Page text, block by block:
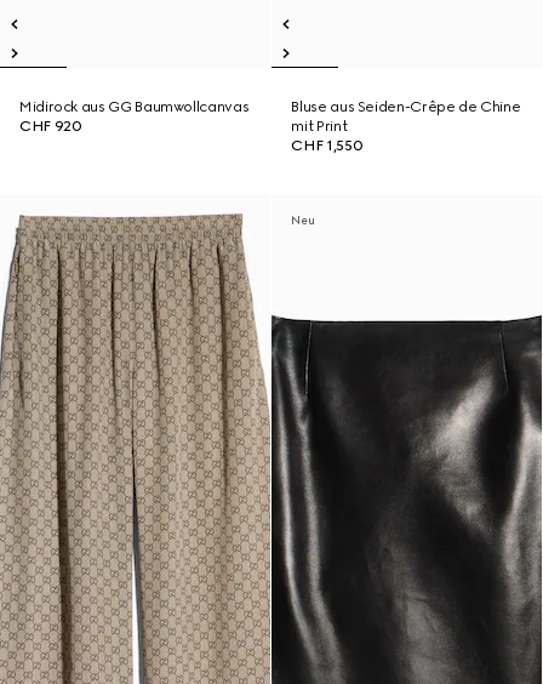
Midirock aus GG Baumwollcanvas
CHF 920
Bluse aus Seiden-Crêpe de Chine
mit Print
CHF 1,550
Neu